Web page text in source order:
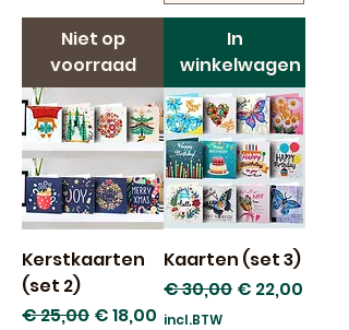
Niet op
voorraad
In
winkelwagen
Kerstkaarten
(set 2)
Normale prijs
€ 25,00 Verkoopprijs
€ 18,00
Kaarten (set 3)
Normale prijs
€ 30,00 Verkoopprijs
€ 22,00
incl.BTW